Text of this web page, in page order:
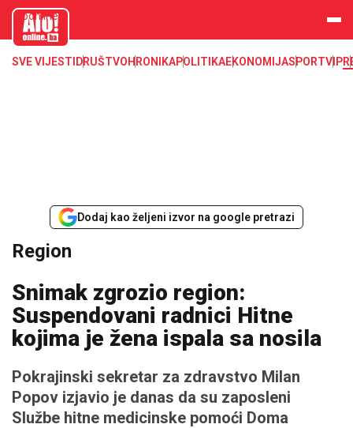
aloonline.b
SVE VIJESTI DRUŠTVOHRONIKAPOLITIKAEKONOMIJASPORTVIP
Dodaj kao željeni izvor na google pretrazi
Region
Snimak zgrozio region:
Suspendovani radnici Hitne
kojima je žena ispala sa nosila
Pokrajinski sekretar za zdravstvo Milan
Popov izjavio je danas da su zaposleni
Službe hitne medicinske pomoći Doma